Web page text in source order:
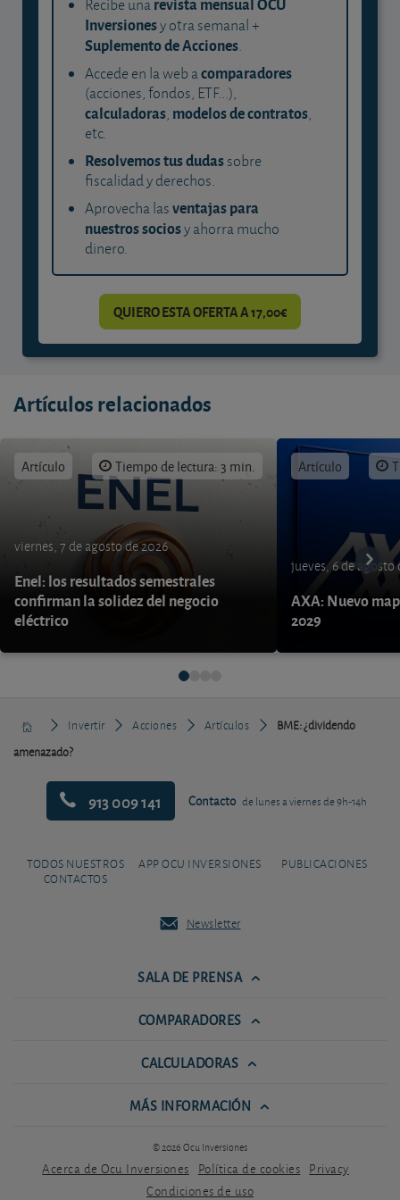
Recibe una
Inversionesy otra semanal +
Suplemento de Acciones.
Accede en la web acomparadores
(acciones, fondos, ETF...),
calculadoras, modelos de contratos,
etc.
Resolvemos tus dudassobre
fiscalidad y derechos.
Aprovecha lasventajas para
nuestros sociosy ahorra mucho
dinero.
QUIERO ESTA OFERTA A 17,00€
Artículos relacionados
Artículo Tiempo de lectura: 3 min.
viernes, 7 de agosto de 2026
Enel: los resultados semestrales
confirman la solidez del negocio
eléctrico
Artículo
jueves, 6 de agosto
AXA: Nuevo
2029
Invertir Acciones Artículos
BME: ¿dividendo
amenazado?
913 009 141 Contacto de lunes a viernes de 9h-14h
TODOS NUESTROS
CONTACTOS
APP OCU INVERSIONES PUBLICACIONES
Newsletter
SALA DE PRENSA
COMPARADORES
CALCULADORAS
MÁS INFORMACIÓN
© 2026 Ocu Inversiones
Acerca de Ocu Inversiones Política de cookies Privacy
Condiciones de uso